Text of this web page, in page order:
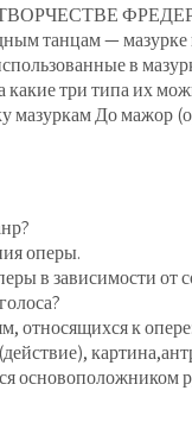
танцам — мазурке
в
три типа их
мазуркам До
оперы.
в зависимости от
относящихся к опере:
основоположником